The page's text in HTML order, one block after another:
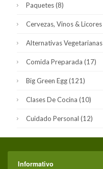
Paquetes(8)
Cervezas, Vinos & Licores
Alternativas Vegetarianas
Comida Preparada (17)
Big Green Egg(121)
Clases De Cocina (10)
Cuidado Personal (12)
Informativo